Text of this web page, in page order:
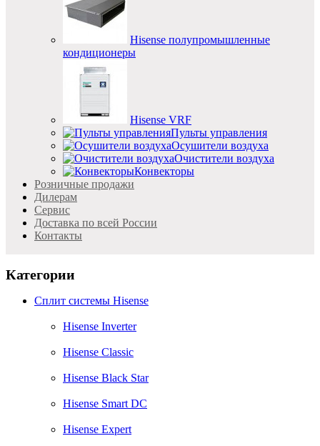
Hisense полупромышленные
кондиционеры
Hisense VRF
Пульты управления
Осушители воздуха
Очистители воздуха
Конвекторы
Розничные продажи
Дилерам
Cервис
Доставка по всей России
Контакты
Категории
Сплит системы Hisense
Hisense Inverter
Hisense Classic
Hisense Black Star
Hisense Smart DC
Hisense Expert